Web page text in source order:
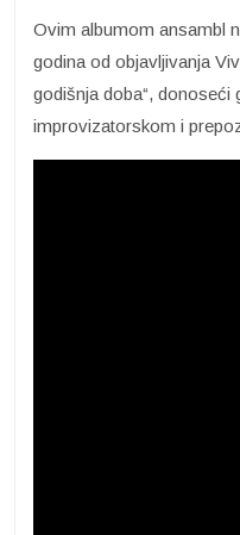
Ovim albumom ansambl
godina od objavljivanja
godišnja doba“, donoseći
improvizatorskom i